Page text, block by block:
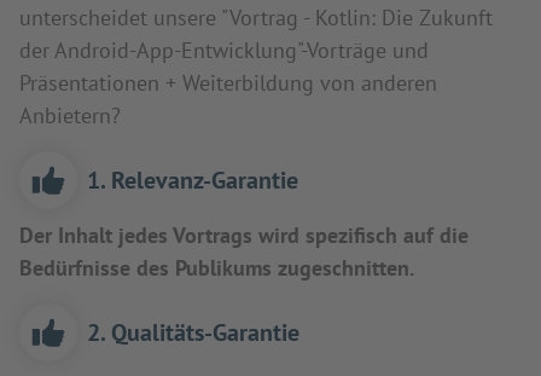
unterscheidet unsere "Vortrag - Kotlin: Die Zukunft
der Android-App-Entwicklung"-Vorträge und
Präsentationen + Weiterbildung von anderen
Anbietern?
1. Relevanz-Garantie
Der Inhalt jedes Vortrags wird spezifisch auf die
Bedürfnisse des Publikums zugeschnitten.
2. Qualitäts-Garantie